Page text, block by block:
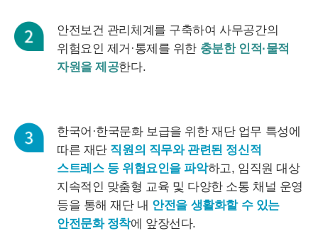
안전보건 관리체계를 구축하여 사무공간의
위험요인 제거·통제를 위한 충분한 인적·물적
자원을 제공한다.
한국어·한국문화 보급을 위한 재단 업무 특성에
따른 재단 직원의 직무와 관련된 정신적
스트레스 등 위험요인을 파악하고, 임직원 대상
지속적인 맞춤형 교육 및 다양한 소통 채널 운영
등을 통해 재단 내 안전을 생활화할 수 있는
안전문화 정착에 앞장선다.